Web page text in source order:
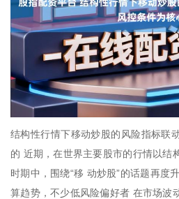
结构性行情下移动炒股的风险指标联
的 近期，在世界主要股市的行情以结
时期中，围绕“移 动炒股”的话题再度
算趋势，不少低风险偏好者 在市场波